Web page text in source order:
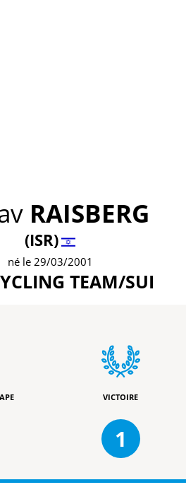
RAISBERG
(ISR)
né le 29/03/2001
TEAM/SUI
VICTOIRE
1